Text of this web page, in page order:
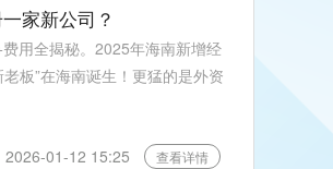
家新公司？
用全揭秘。2025年海南新增经
板”在海南诞生！更猛的是外资
2026-01-12 15:25 查看详情